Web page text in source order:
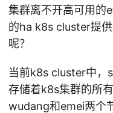
集群离不开高可用的
的ha k8s cluster提
呢？
当前k8s cluster中
存储着k8s集群的所
wudang和emei两个